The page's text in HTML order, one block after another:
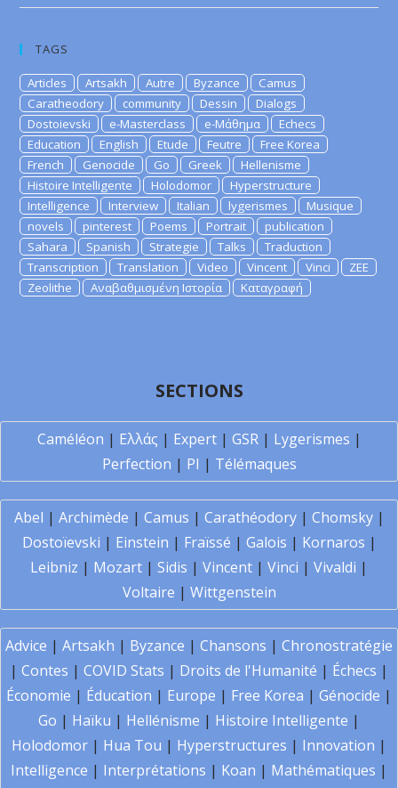
TAGS
Articles Artsakh Autre Byzance
Camus
Caratheodory
community Dessin
Dialogs
Dostoievski
e-Masterclass e-Μάθημα
Echecs
Education
English Etude Feutre
Free Korea
French
Genocide Go Greek
Hellenisme
Histoire Intelligente
Holodomor
Hyperstructure
Intelligence
Interview Italian lygerismes
Musique
novels
pinterest Poems Portrait
publication
Sahara
Spanish Strategie Talks
Traduction
Transcription
Translation Video Vincent Vinci
ZEE
Zeolithe
Αναβαθμισμένη Ιστορία Καταγραφή
SECTIONS
Caméléon | Ελλάς | Expert| GSR| Lygerismes |
Perfection | PI | Télémaques
Abel | Archimède | Camus | Carathéodory| Chomsky|
Dostoïevski | Einstein | Fraïssé | Galois | Kornaros |
Leibniz | Mozart | Sidis | Vincent | Vinci | Vivaldi |
Voltaire | Wittgenstein
Advice | Artsakh | Byzance | Chansons | Chronostratégie
| Contes | COVID Stats | Droits de l'Humanité | Échecs |
Économie | Éducation | Europe | Free Korea | Génocide |
Go | Haïku | Hellénisme | Histoire Intelligente |
Holodomor | Hua Tou | Hyperstructures | Innovation |
Intelligence | Interprétations | Koan | Mathématiques |